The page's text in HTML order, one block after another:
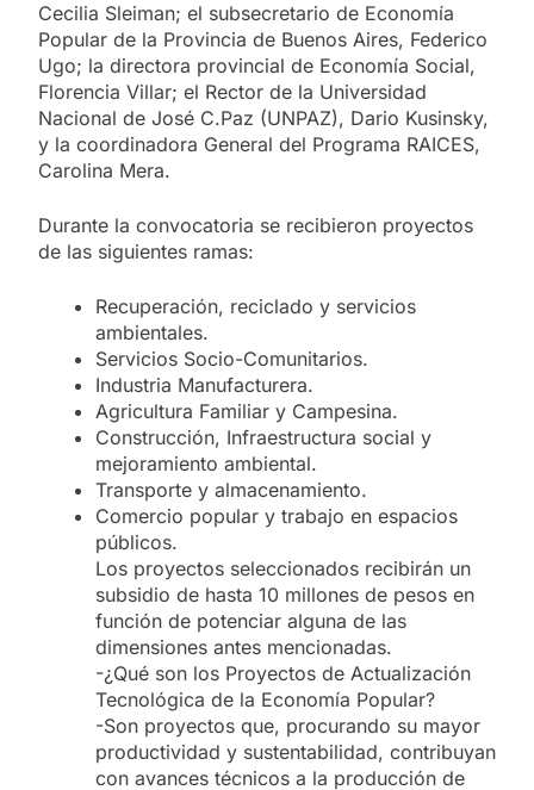
Cecilia Sleiman; el subsecretario de Economía
Popular de la Provincia de Buenos Aires, Federico
Ugo; la directora provincial de Economía Social,
Florencia Villar; el Rector de la Universidad
Nacional de José C.Paz (UNPAZ), Dario Kusinsky,
y la coordinadora General del Programa RAICES,
Carolina Mera.
Durante la convocatoria se recibieron proyectos
de las siguientes ramas:
Recuperación, reciclado y servicios
ambientales.
Servicios Socio-Comunitarios.
Industria Manufacturera.
Agricultura Familiar y Campesina.
Construcción, Infraestructura social y
mejoramiento ambiental.
Transporte y almacenamiento.
Comercio popular y trabajo en espacios
públicos.
Los proyectos seleccionados recibirán un
subsidio de hasta 10 millones de pesos en
función de potenciar alguna de las
dimensiones antes mencionadas.
-¿Qué son los Proyectos de Actualización
Tecnológica de la Economía Popular?
-Son proyectos que, procurando su mayor
productividad y sustentabilidad, contribuyan
con avances técnicos a la producción de